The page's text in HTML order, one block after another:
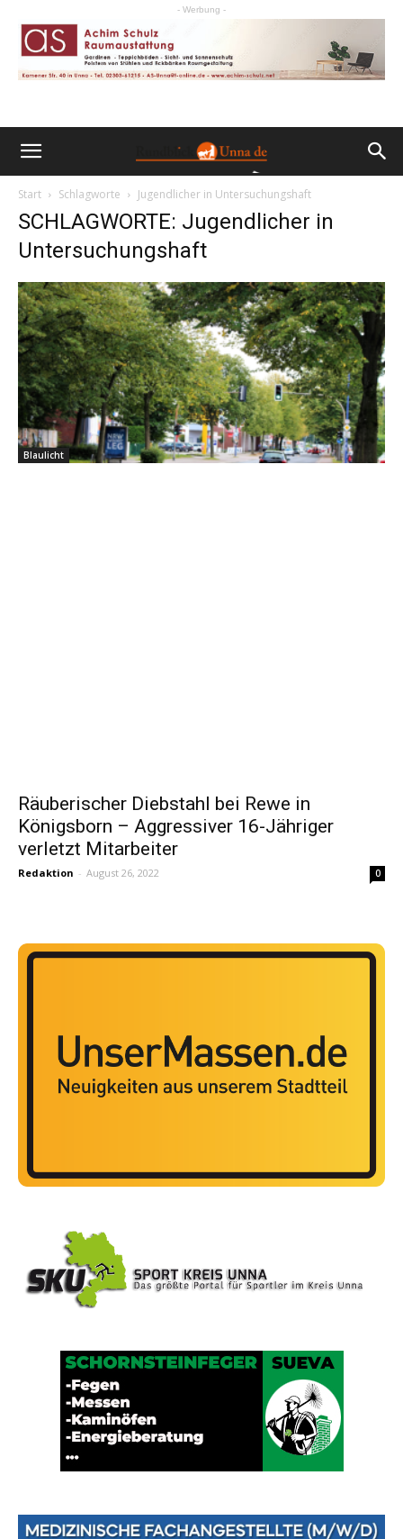
- Werbung -
Start Schlagworte Jugendlicher in Untersuchungshaft
SCHLAGWORTE: Jugendlicher in
Untersuchungshaft
Blaulicht
Räuberischer Diebstahl bei Rewe in
Königsborn – Aggressiver 16-Jähriger
verletzt Mitarbeiter
Redaktion - August 26, 2022 0